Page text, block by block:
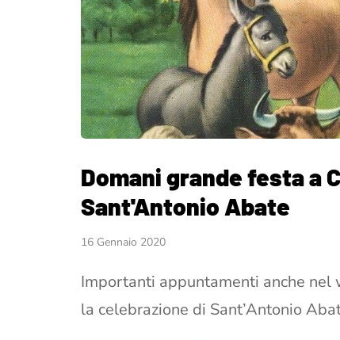
Domani grande festa a
Sant'Antonio Abate
16 Gennaio 2020
Importanti appuntamenti anche nel
la celebrazione di Sant’Antonio